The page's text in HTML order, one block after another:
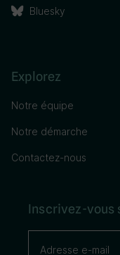
Bluesky
Explorez
Notre équipe
Notre démarche
Contactez-nous
Inscrivez-vous